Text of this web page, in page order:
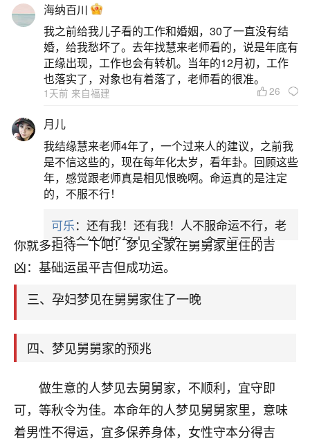
事情最好就别难为自己，不想做但非做不可的话能
延就延一下别挑在这两天做。而且最近也是健康管
理上需多加注意的时期，没有必要外出的话就好好
二、梦见全家在舅舅家里住
梦见全家在舅舅家里住意味着：这个周末你可
能会比较辛苦一点，在家中也是繁忙，有很多劳力
或清洁的工作都在等着你，象是大扫除、清洁浴
厕、厨房等等，可能还需要搬一些很重的东西，不
过这些事务都是为了能够让家里住起来舒服一点，
你就多担待一下吧！梦见全家在舅舅家里住的吉
凶：基础运虽平吉但成功运。
三、孕妇梦见在舅舅家住了一晚
四、梦见舅舅家的预兆
做生意的人梦见去舅舅家，不顺利，宜守即
可，等秋令为佳。本命年的人梦见舅舅家里，意味
着男性不得运，宜多保养身体，女性守本分得吉
海纳百川
我之前给我儿子看的工作和婚姻，30了一直没有结
婚，给我愁坏了。去年找慧来老师看的，说是年底有
正缘出现，工作也会有转机。当年的12月初，工作
也落实了，对象也有着落了，老师看的很准。
1天前 来自福建 26
月儿
我结缘慧来老师4年了，一个过来人的建议，之前我
是不信这些的，现在每年化太岁，看年卦。回顾这些
年，感觉跟老师真是相见恨晚啊。命运真的是注定
的，不服不行！
可乐：还有我！还有我！人不服命运不行，老
天爷会给你好好上一课的。一命二运三风水，
哪样不服都不行！
平安是福 ：我也是每年找老师化太岁，看年
卦，认识老师3年了，都是缘分啊！
心若莲花
一家，要么生意不好，生意好的就出事。前些年攒的
家底快败光了，真是倒霉！我也想找人看看到底怎么
回事？